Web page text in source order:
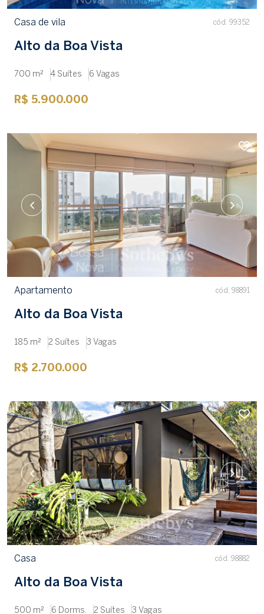
Casa de vila cód. 99352
Alto da Boa Vista
700 m² 4 Suítes 6 Vagas
R$ 5.900.000
Apartamento cód. 98891
Alto da Boa Vista
185 m² 2 Suítes 3 Vagas
R$ 2.700.000
Casa cód. 98882
Alto da Boa Vista
500 m² 6 Dorms. 2 Suítes 3 Vagas